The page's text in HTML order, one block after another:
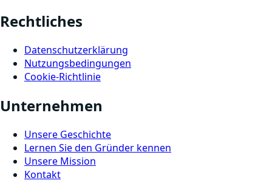
Rechtliches
Datenschutzerklärung
Nutzungsbedingungen
Cookie-Richtlinie
Unternehmen
Unsere Geschichte
Lernen Sie den Gründer kennen
Unsere Mission
Kontakt